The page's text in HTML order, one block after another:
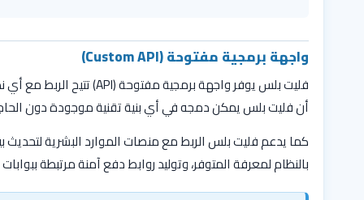
واجهة برمجية مفتوحة (Custom API)
أن فليت بلس يمكن دمجه في أي بنية تقنية موجودة دون الحاجة
كما يدعم فليت بلس الربط مع منصات الموارد البشرية لتحديث
بالنظام لمعرفة المتوفر، وتوليد روابط دفع آمنة مرتبطة